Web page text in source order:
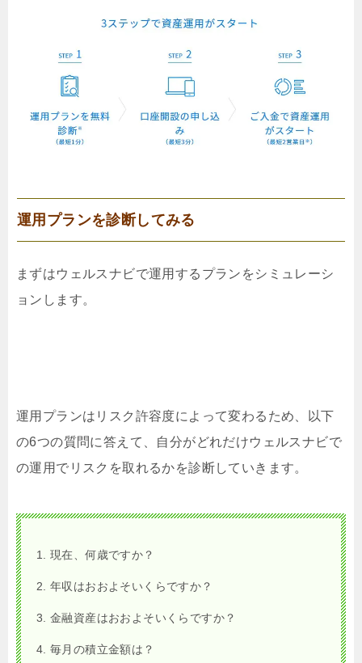
運用プランを診断してみる
まずはウェルスナビで運用するプランをシミュレーシ
ョンします。
運用プランはリスク許容度によって変わるため、以下
の6つの質問に答えて、自分がどれだけウェルスナビで
の運用でリスクを取れるかを診断していきます。
現在、何歳ですか？
年収はおおよそいくらですか？
金融資産はおおよそいくらですか？
毎月の積立金額は？